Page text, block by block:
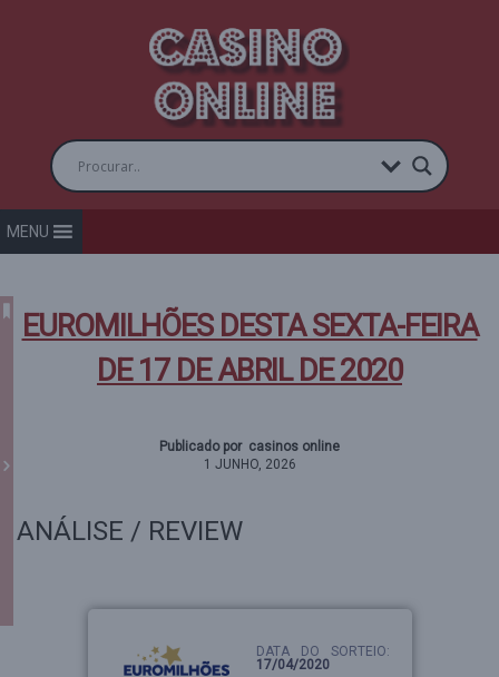
MENU
EUROMILHÕES DESTA SEXTA-FEIRA
DE 17 DE ABRIL DE 2020
Publicado por casinos online
1 JUNHO, 2026
ANÁLISE / REVIEW
DATA DO SORTEIO:
17/04/2020